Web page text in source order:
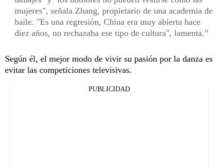
mujeres", señala Zhang, propietario de una academia de
baile. "Es una regresión, China era muy abierta hace
diez años, no rechazaba ese tipo de cultura", lamenta.
Según él, el mejor modo de vivir su pasión por la danza es
evitar las competiciones televisivas.
PUBLICIDAD